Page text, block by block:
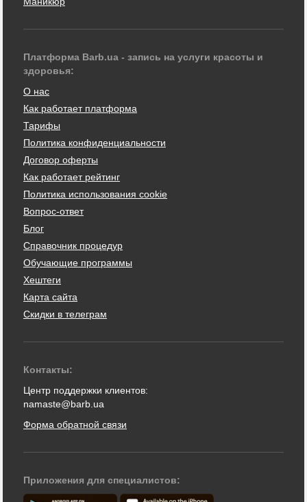
Платформа Barb.ua - запись на услуги красоты и
здоровья:
О нас
Как работает платформа
Тарифы
Политика конфиденциальности
Договор оферты
Как работает рейтинг
Политика использования cookie
Вопрос-ответ
Блог
Справочник процедур
Обучающие программы
Хештеги
Карта сайта
Скидки в телеграм
Контакты:
Центр поддержки клиентов:
namaste@barb.ua
Форма обратной связи
Приложения для специалистов: